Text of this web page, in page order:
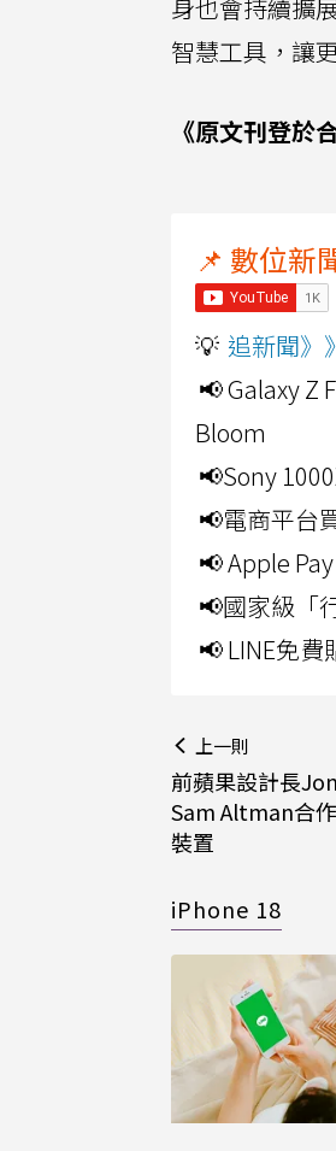
身也會持續擴
智慧工具，讓
《原文刊登於
📌 數位新
💡 追新聞》
📢 Galaxy Z
Bloom
📢Sony
📢電商平台
📢 Apple
📢國家級「
📢 LINE免
上一則
前蘋果設計長
Sam Altman合
裝置
iPhone 18